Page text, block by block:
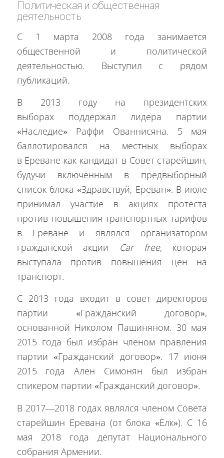
Политическая и общественная
деятельность
С 1 марта 2008 года занимается
общественной и политической
деятельностью. Выступил с рядом
публикаций.
В 2013 году на президентских
выборах поддержал лидера партии
«Наследие» Раффи Ованнисяна. 5 мая
баллотировался на местных выборах
в Ереване как кандидат в Совет старейшин,
будучи включённым в предвыборный
список блока «Здравствуй, Ереван». В июле
принимал участие в акциях протеста
против повышения транспортных тарифов
в Ереване и являлся организатором
гражданской акции
Car free, которая
выступала против повышения цен на
транспорт.
С 2013 года входит в совет директоров
партии «Гражданский договор»,
основанной Николом Пашиняном. 30 мая
2015 года был избран членом правления
партии «Гражданский договор». 17 июня
2015 года Ален Симонян был избран
спикером партии «Гражданский договор».
В 2017—2018 годах являлся членом Совета
старейшин Еревана (от блока «Елк»). С 16
мая 2018 года депутат Национального
собрания Армении.